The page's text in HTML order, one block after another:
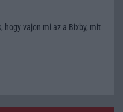
hogy vajon mi az a Bixby, mit